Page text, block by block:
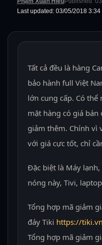
Last updated: 03/05/2018 3:34
Tất cả đều là hàng
bảo hành full Việt
lớn cung cấp. Có
mặt hàng có giá bán
giảm thêm. Chính vì
với giá cực tốt, chỉ
Đặc biệt là Máy
nóng này, Tivi,
Tổng hợp mã giảm
đáy Tiki https://
Tổng hợp mã giảm